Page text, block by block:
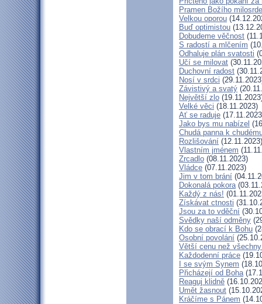
Pramen Božího
Velkou oporou
Buď optimistou
Dobudeme věčnost
S radostí a mlčením
Odhaluje plán svatosti
Učí se milovat
Duchovní radost
Nosí v srdci
Závistivý a svatý
Největší zlo
Velké věci (18.11.2023)
Ať se raduje
Jako bys mu nabízel
Chudá panna k
Rozlišování (12.11.2023)
Vlastním jménem
Zrcadlo (08.11.2023)
Vládce (07.11.2023)
Jim v tom brání
Dokonalá pokora
Každý z nás!
Získávat ctnosti
Jsou za to vděční
Svědky naší odměny
Kdo se obrací k Bohu
Osobní povolání
Větší cenu než
Každodenní práce
I se svým Synem
Přicházejí od Boha
Reaguj klidně
Umět žasnout
Kráčíme s Pánem